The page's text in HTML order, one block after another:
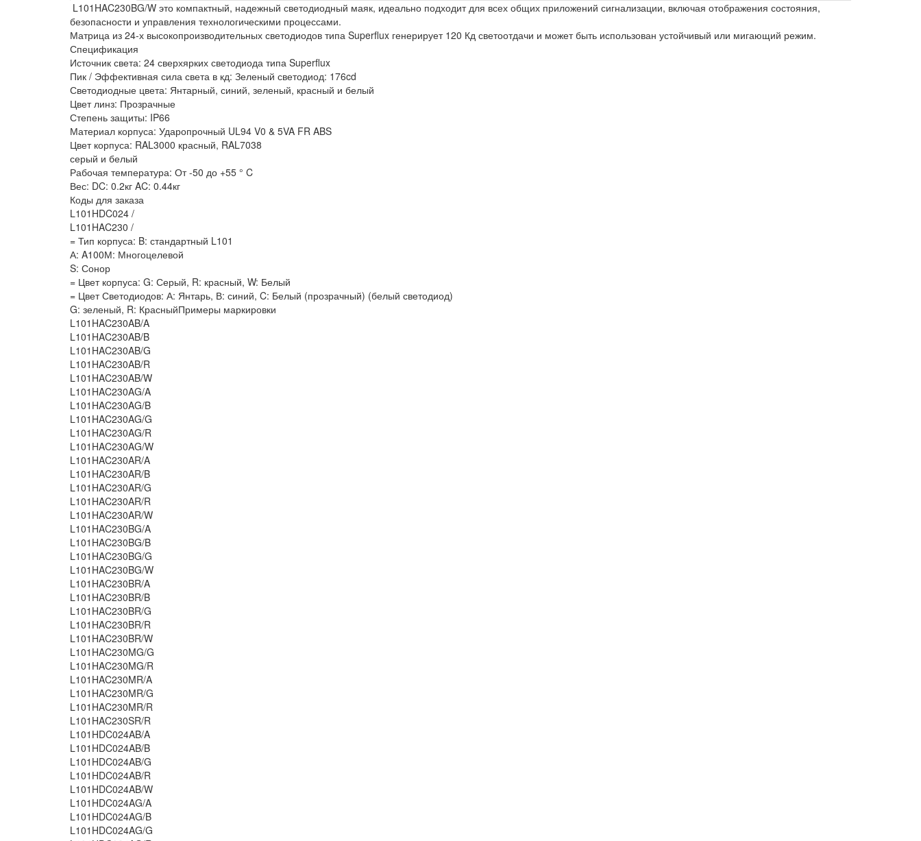
L101HAC230BG/W это компактный, надежный светодиодный маяк, идеально подходит для всех общих приложений сигнализации, включая отображения состояния,
безопасности и управления технологическими процессами.
Матрица из 24-х высокопроизводительных светодиодов типа Superflux генерирует 120 Кд светоотдачи и может быть использован устойчивый или мигающий режим.
Спецификация
Источник света: 24 сверхярких светодиода типа Superflux
Пик / Эффективная сила света в кд: Зеленый светодиод: 176cd
Светодиодные цвета: Янтарный, синий, зеленый, красный и белый
Цвет линз: Прозрачные
Степень защиты: IP66
Материал корпуса: Ударопрочный UL94 V0 & 5VA FR ABS
Цвет корпуса: RAL3000 красный, RAL7038
серый и белый
Рабочая температура: От -50 до +55 ° C
Вес: DC: 0.2кг AC: 0.44кг
Коды для заказа
L101HDC024 /
L101HAC230 /
= Тип корпуса: B: стандартный L101
А: A100М: Многоцелевой
S: Сонор
= Цвет корпуса: G: Серый, R: красный, W: Белый
= Цвет Светодиодов: А: Янтарь, В: синий, C: Белый (прозрачный) (белый светодиод)
G: зеленый, R: КрасныйПримеры маркировки
L101HAC230AB/A
L101HAC230AB/B
L101HAC230AB/G
L101HAC230AB/R
L101HAC230AB/W
L101HAC230AG/A
L101HAC230AG/B
L101HAC230AG/G
L101HAC230AG/R
L101HAC230AG/W
L101HAC230AR/A
L101HAC230AR/B
L101HAC230AR/G
L101HAC230AR/R
L101HAC230AR/W
L101HAC230BG/A
L101HAC230BG/B
L101HAC230BG/G
L101HAC230BG/W
L101HAC230BR/A
L101HAC230BR/B
L101HAC230BR/G
L101HAC230BR/R
L101HAC230BR/W
L101HAC230MG/G
L101HAC230MG/R
L101HAC230MR/A
L101HAC230MR/G
L101HAC230MR/R
L101HAC230SR/R
L101HDC024AB/A
L101HDC024AB/B
L101HDC024AB/G
L101HDC024AB/R
L101HDC024AB/W
L101HDC024AG/A
L101HDC024AG/B
L101HDC024AG/G